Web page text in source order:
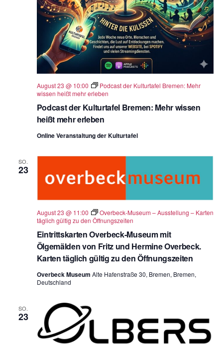
Podcast der Kulturtafel Bremen: Mehr wissen
heißt mehr erleben
August 23 @ 10:00
Podcast der Kulturtafel Bremen: Mehr
wissen heißt mehr erleben
Online Veranstaltung der Kulturtafel
SO.
23
Eintrittskarten Overbeck-Museum mit
Ölgemälden von Fritz und Hermine Overbeck.
Karten täglich gültig zu den Öffnungszeiten
August 23 @ 11:00
Overbeck-Museum – Ausstellung – Karten
täglich gültig zu den Öffnungszeiten
Overbeck Museum Alte Hafenstraße 30, Bremen, Bremen,
Deutschland
SO.
23